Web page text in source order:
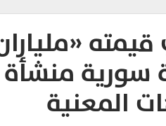
سورية
المعنية